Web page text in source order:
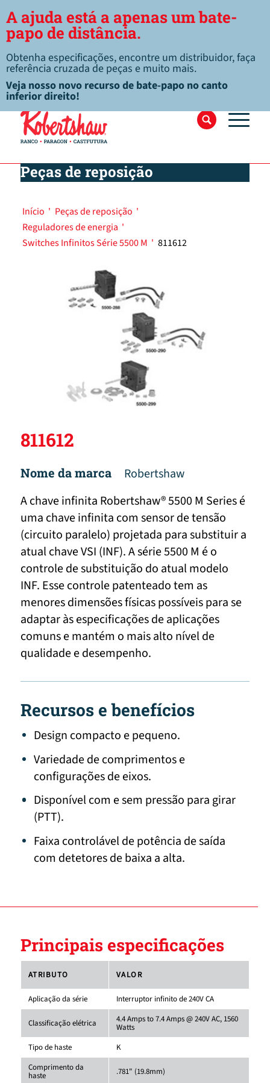
A ajuda está a apenas um bate-
papo de distância.
Obtenha especificações, encontre um distribuidor, faça
referência cruzada de peças e muito mais.
Veja nosso novo recurso de bate-papo no canto
inferior direito!
Peças de reposição
Início ' Peças de reposição '
Reguladores de energia '
Switches Infinitos Série 5500 M ' 811612
811612
Nome da marca
Robertshaw
A chave infinita Robertshaw® 5500 M Series é
uma chave infinita com sensor de tensão
(circuito paralelo) projetada para substituir a
atual chave VSI (INF). A série 5500 M é o
controle de substituição do atual modelo
INF. Esse controle patenteado tem as
menores dimensões físicas possíveis para se
adaptar às especificações de aplicações
comuns e mantém o mais alto nível de
qualidade e desempenho.
Recursos e benefícios
Design compacto e pequeno.
Variedade de comprimentos e
configurações de eixos.
Disponível com e sem pressão para girar
(PTT).
Faixa controlável de potência de saída
com detetores de baixa a alta.
Principais especificações
ATRIBUTO VALOR
Aplicação da série Interruptor infinito de 240V CA
Classificação elétrica 4.4 Amps to 7.4 Amps @ 240V AC, 1560
Watts
Tipo de haste
K
Comprimento da
haste .781" (19.8mm)